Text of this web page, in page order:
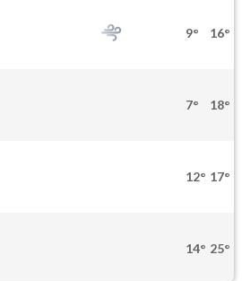
9° 16°
7° 18°
12° 17°
14° 25°